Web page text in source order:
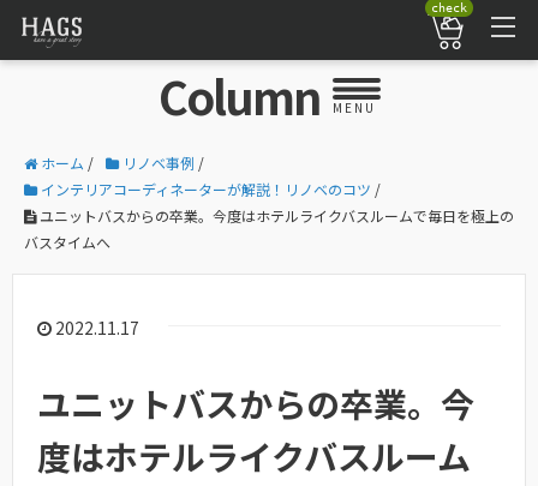
check
Column MENU
ホーム / リノベ事例 /
インテリアコーディネーターが解説！リノベのコツ /
ユニットバスからの卒業。今度はホテルライクバスルームで毎日を極上の
バスタイムへ
2022.11.17
ユニットバスからの卒業。今
度はホテルライクバスルーム